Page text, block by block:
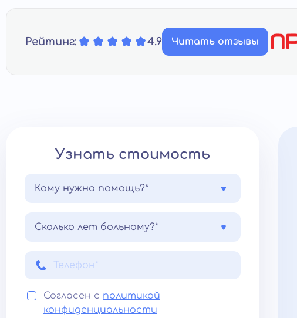
Рейтинг: 4.9 Читать отзывы
Узнать стоимость
Кому нужна помощь?*
Сколько лет больному?*
Согласен с политикой
конфиденциальности